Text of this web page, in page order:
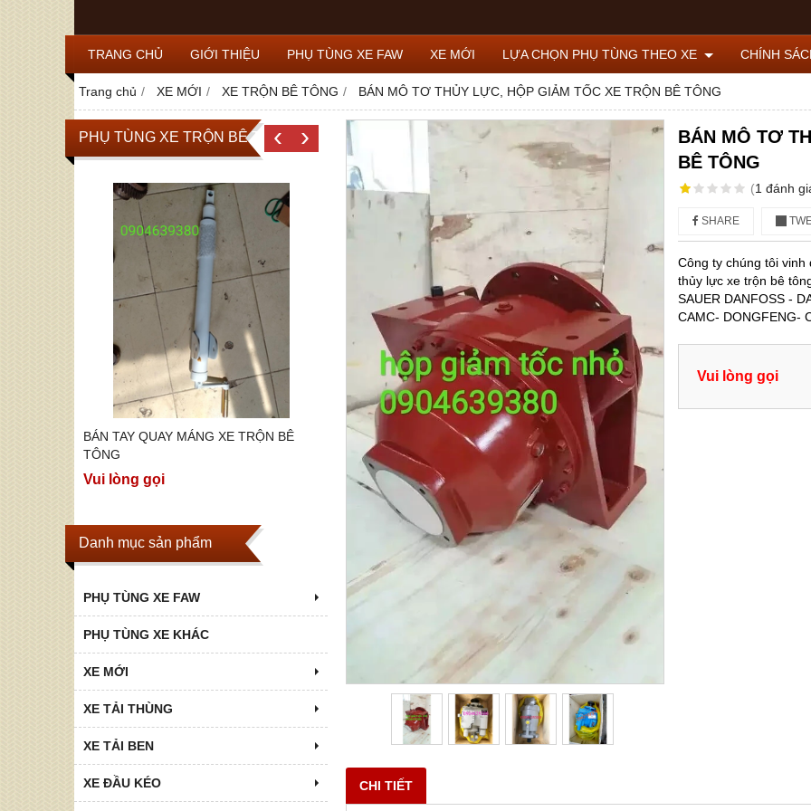
TRANG CHỦ GIỚI THIỆU PHỤ TÙNG XE FAW XE MỚI LỰA CHỌN PHỤ TÙNG THEO XE CHÍNH
Trang chủ XE MỚI XE TRỘN BÊ TÔNG BÁN MÔ TƠ THỦY LỰC, HỘP GIẢM TỐC XE TRỘN BÊ TÔNG
PHỤ TÙNG XE TRỘN BÊ TÔNG
BÁN TAY QUAY MÁNG XE TRỘN BÊ
TÔNG
Vui lòng gọi
BÁN CÁC ĐĂNG QUAY BƠM XE TRỘN
Vui lòng gọi
BÁN DÂY ĐIỀU KHIỂN BƠM XE TRỘN
BÊ TÔNG
Vui lòng gọi
‹ ›
Danh mục sản phẩm
PHỤ TÙNG XE FAW
PHỤ TÙNG XE KHÁC
XE MỚI
XE TẢI THÙNG
XE TẢI BEN
XE ĐẦU KÉO
BÁN MÔ TƠ
BÊ TÔNG
(1 đánh
SHARE
Công ty chúng tôi
thủy lực xe trộn bê
SAUER DANFOSS -
CAMC- DONGFENG-
Vui lòng gọi
CHI TIẾT